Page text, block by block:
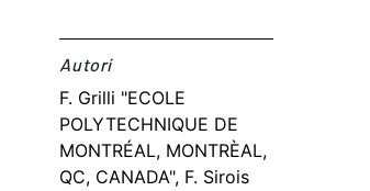
Autori​
F. Grilli "ECOLE
POLYTECHNIQUE DE
MONTRÉAL, MONTRÈAL,
QC, CANADA", F. Sirois